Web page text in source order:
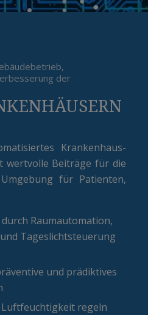
der
Krankenhaus-
wertvolle Beiträge für die
für Patienten,
Raumautomation,
Tageslichtsteuerung
und prädiktives
regeln